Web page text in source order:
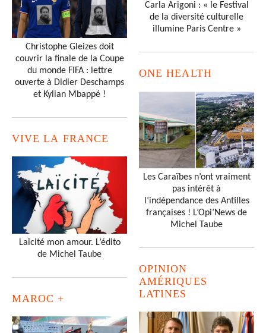
Christophe Gleizes doit
couvrir la finale de la Coupe
du monde FIFA : lettre
ouverte à Didier Deschamps
et Kylian Mbappé !
VIVE LA FRANCE
Laïcité mon amour. L’édito
de Michel Taube
MAROC +
Carla Arigoni : « le Festival
de la diversité culturelle
illumine Paris Centre »
ONE HEALTH
Les Caraïbes n’ont vraiment
pas intérêt à
l’indépendance des Antilles
françaises ! L’Opi’News de
Michel Taube
OPINION
AMÉRIQUES
LATINES